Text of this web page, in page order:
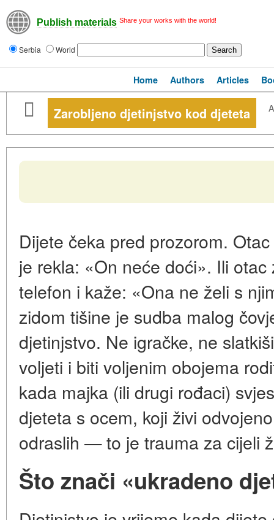
Publish materials Share your works with the world!
Serbia World
Home Authors Articles
Zarobljeno djetinjstvo kod djeteta
Dijete čeka pred prozorom.
je rekla: «On neće doći». Ili
telefon i kaže: «Ona ne želi s
zidom tišine je sudba malog
djetinjstvo. Ne igračke, ne
voljeti i biti voljenim obojema
kada majka (ili drugi rođaci)
djeteta s ocem, koji živi
odraslih — to je trauma za cijeli
Što znači «ukradeno